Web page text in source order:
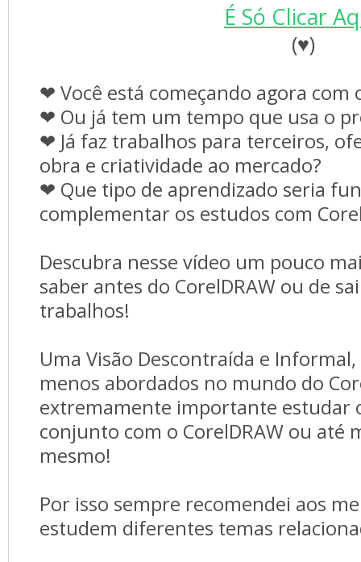
É Só Clicar
(♥)
❤ Você está começando agora com
❤ Ou já tem um tempo que usa o
❤ Já faz trabalhos para terceiros,
obra e criatividade ao mercado?
❤ Que tipo de aprendizado seria
complementar os estudos com
Descubra nesse vídeo um pouco
saber antes do CorelDRAW ou de
trabalhos!
Uma Visão Descontraída e
menos abordados no mundo do
extremamente importante estudar
conjunto com o CorelDRAW ou até
mesmo!
Por isso sempre recomendei aos
estudem diferentes temas